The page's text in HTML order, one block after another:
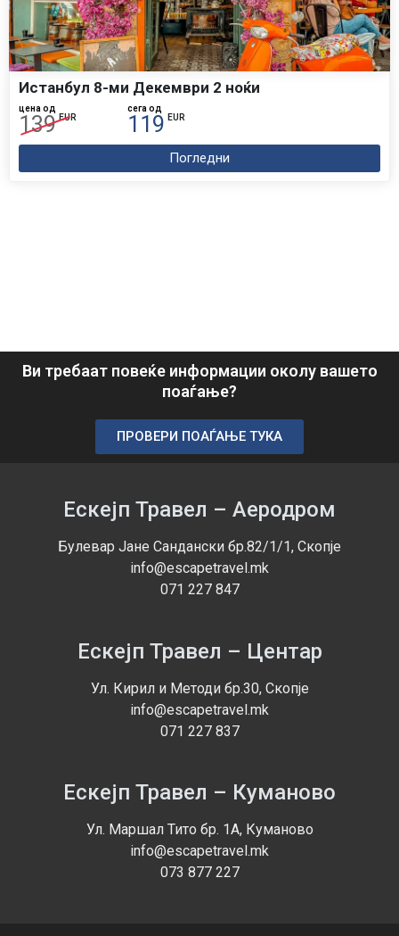
Истанбул 8-ми Декември 2 ноќи
цена од
139 EUR
сега од
119 EUR
Погледни
Ви требаат повеќе информации околу вашето
поаѓање?
ПРОВЕРИ ПОАЃАЊЕ ТУКА
Ескејп Травел – Аеродром
Булевар Јане Сандански бр.82/1/1, Скопје
info@escapetravel.mk
071 227 847
Ескејп Травел – Центар
Ул. Кирил и Методи бр.30, Скопје
info@escapetravel.mk
071 227 837
Ескејп Травел – Куманово
Ул. Маршал Тито бр. 1А, Куманово
info@escapetravel.mk
073 877 227